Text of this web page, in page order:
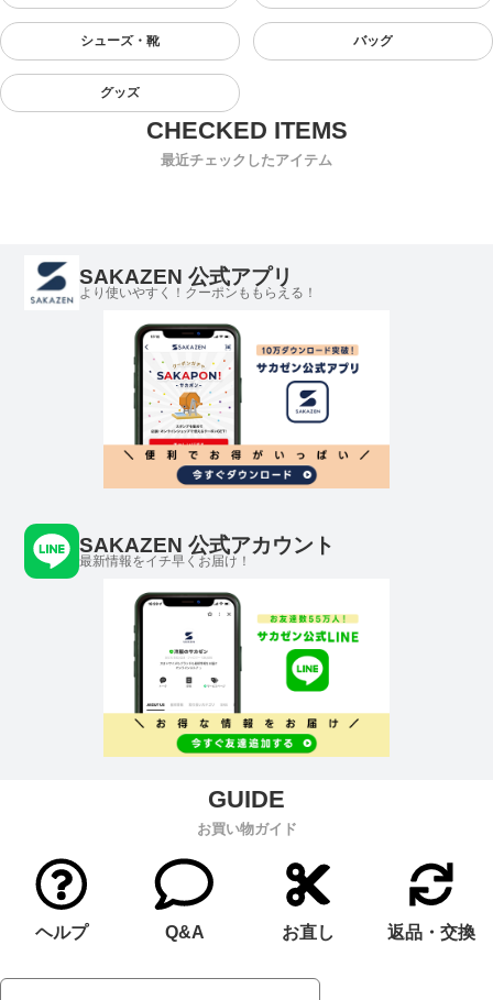
シューズ・靴 バッグ
グッズ
最近チェックしたアイテム
SAKAZEN 公式アプリ
より使いやすく！クーポンももらえる！
SAKAZEN 公式アカウント
最新情報をイチ早くお届け！
お買い物ガイド
ヘルプ Q&A お直し 返品・交換